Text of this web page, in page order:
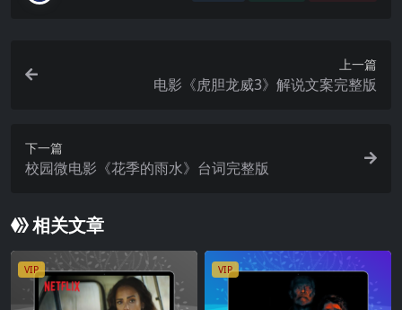
上一篇
电影《虎胆龙威3》解说文案完整版
下一篇
校园微电影《花季的雨水》台词完整版
相关文章
VIP VIP